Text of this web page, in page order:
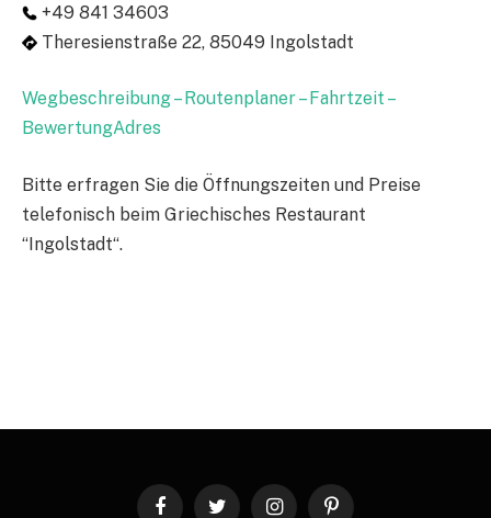
+49 841 34603
Theresienstraße 22, 85049 Ingolstadt
Wegbeschreibung – Routenplaner – Fahrtzeit –
BewertungAdres
Bitte erfragen Sie die Öffnungszeiten und Preise
telefonisch beim Griechisches Restaurant
“Ingolstadt“.